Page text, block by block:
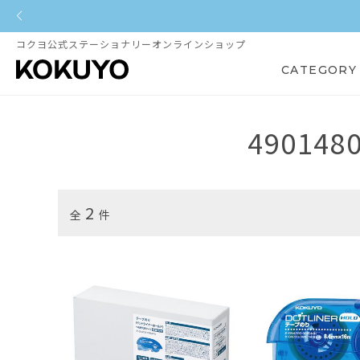
コクヨ公式ステーショナリーオンラインショップ
CATEGORY
全 2 件